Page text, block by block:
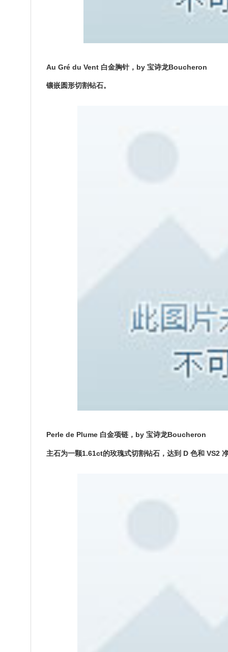
Au Gré du Vent 白金胸针，by 宝诗龙Boucheron
镶嵌圆形切割钻石。
Perle de Plume 白金项链，by 宝诗龙Boucheron
主石为一颗1.61ct的玫瑰式切割钻石，达到 D 色和 VS2